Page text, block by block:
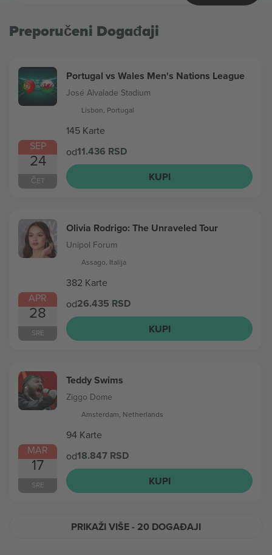
Preporučeni Događaji
SEP
24
ČET
Portugal vs Wales Men's Nations League
José Alvalade Stadium
Lisbon, Portugal
145 Karte
od11.436 RSD
KUPI
APR
28
SRE
Olivia Rodrigo: The Unraveled Tour
Unipol Forum
Assago, Italija
382 Karte
od26.435 RSD
KUPI
MAR
17
SRE
Teddy Swims
Ziggo Dome
Amsterdam, Netherlands
94 Karte
od18.847 RSD
KUPI
PRIKAŽI VIŠE- 20 DOGAĐAJI